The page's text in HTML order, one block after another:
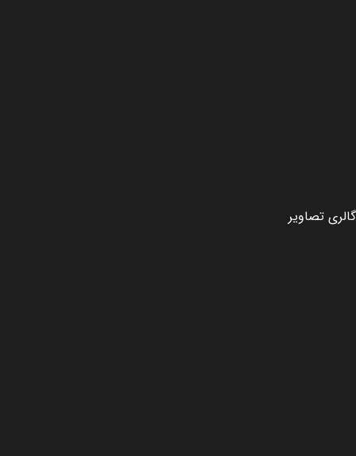
گالری تصاویر